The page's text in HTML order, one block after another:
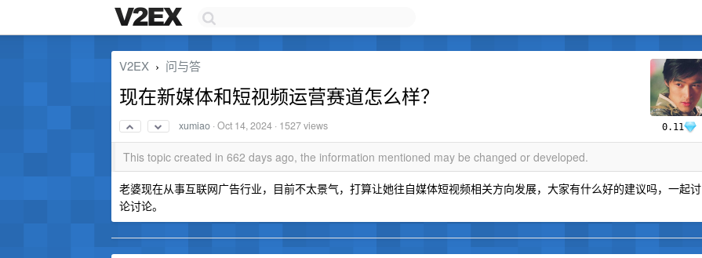
0.11
V2EX › 问与答
现在新媒体和短视频运营赛道怎么样？
xumiao ·Oct 14, 2024 · 1527 views
This topic created in 662 days ago, the information mentioned may be changed or developed.
老婆现在从事互联网广告行业，目前不太景气，打算让她往自媒体短视频相关方向发展，大家有什么好的建议吗，一起讨
论讨论。